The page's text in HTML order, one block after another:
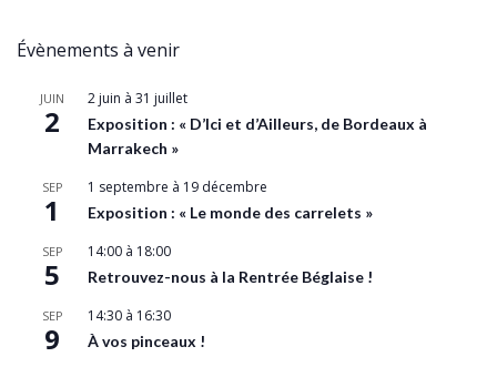
Évènements à venir
JUIN
2
2 juin à 31 juillet
Exposition : « D’Ici et d’Ailleurs, de Bordeaux à
Marrakech »
SEP
1
1 septembre à 19 décembre
Exposition : « Le monde des carrelets »
SEP
5
14:00 à 18:00
Retrouvez-nous à la Rentrée Béglaise !
SEP
9
14:30 à 16:30
À vos pinceaux !